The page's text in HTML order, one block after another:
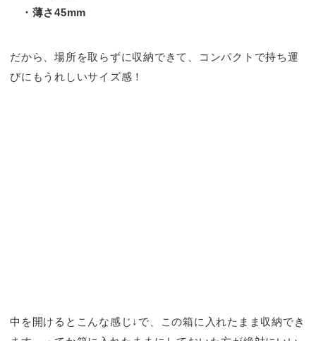
・薄さ45mm
だから、場所を取らずに収納できて、コンパクトで持ち運
びにもうれしいサイズ感！
中を開けるとこんな感じ↓で、この箱に入れたまま収納でき